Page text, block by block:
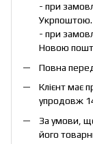
- при
Укрпоштою.
- при
Новою
Повна
Клієнт має
упродовж
За умови,
його